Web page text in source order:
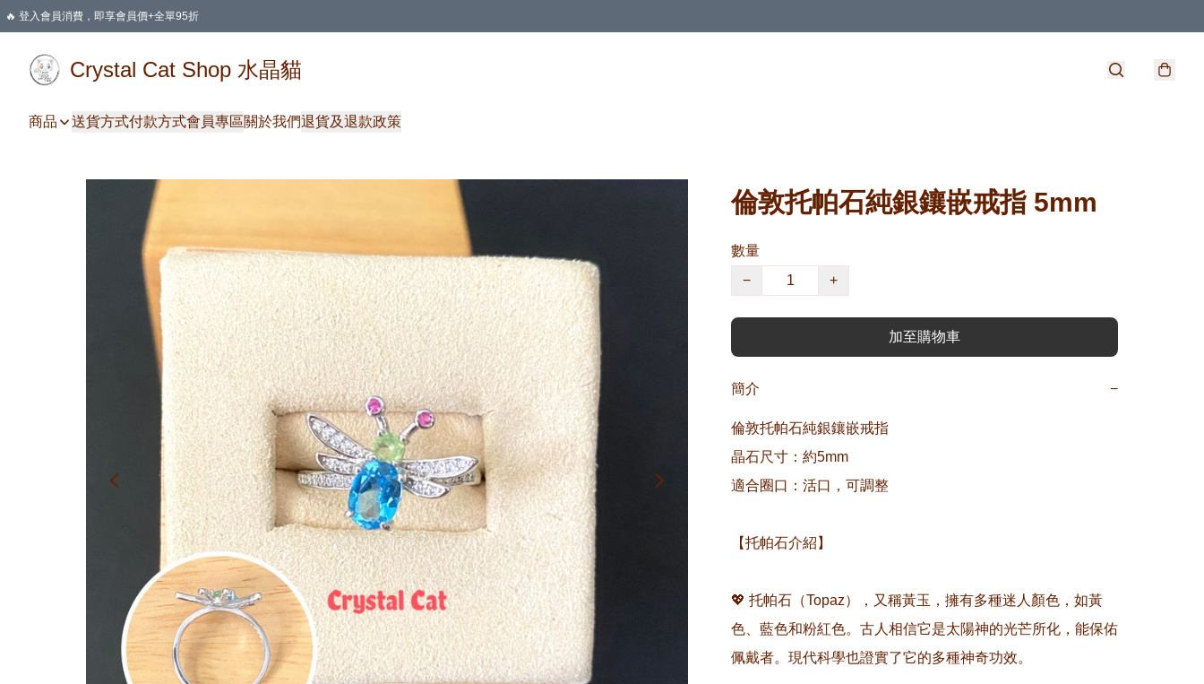
🔥 登入會員消費，即享會員價+全單95折
Crystal Cat Shop 水晶貓
商品 送貨方式付款方式會員專區關於我們退貨及退款政策
倫敦托帕石純銀鑲嵌戒指 5mm
數量
−
+
加至購物車
簡介 −
倫敦托帕石純銀鑲嵌戒指
晶石尺寸：約5mm
適合圈口：活口，可調整
【托帕石介紹】
💖 托帕石（Topaz），又稱黃玉，擁有多種迷人顏色，如黃
色、藍色和粉紅色。古人相信它是太陽神的光芒所化，能保佑
佩戴者。現代科學也證實了它的多種神奇功效。